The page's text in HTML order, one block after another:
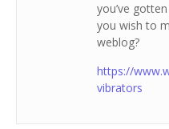
you’ve
you wish to
weblog?
https://
vibrators